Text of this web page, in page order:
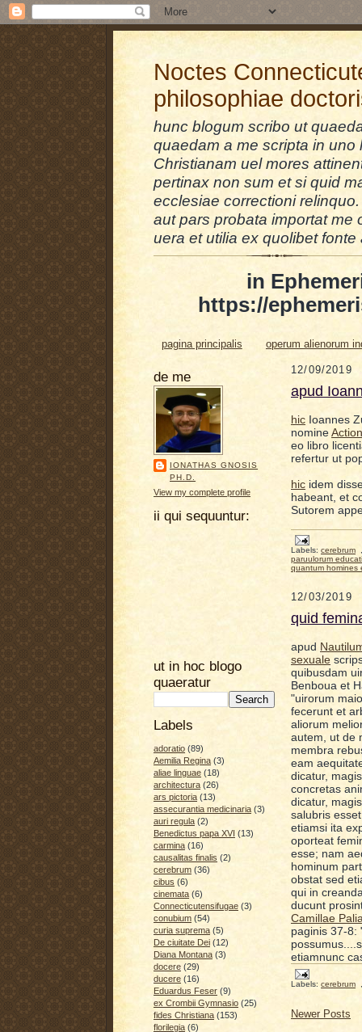
Noctes
philosophiae
hunc blogum scribo ut
quaedam a me scripta in
Christianam uel mores
pertinax non sum et si quid
ecclesiae correctioni
aut pars probata importat me
uera et utilia ex quolibet fonte
in
https://
pagina principalis operum alienorum
de me
IONATHAS GNOSIS
PH.D.
View my complete profile
ii qui sequuntur:
ut in hoc blogo
quaeratur
Labels
adoratio (89)
Aemilia Regina (3)
aliae linguae (18)
architectura (26)
ars pictoria (13)
assecurantia medicinaria (3)
auri regula (2)
Benedictus papa XVI (13)
carmina (16)
causalitas finalis (2)
cerebrum (36)
cibus (6)
cinemata (6)
Connecticutensifugae (3)
conubium (54)
curia suprema (5)
De ciuitate Dei (12)
Diana Montana (3)
docere (29)
ducere (16)
Eduardus Feser (9)
ex Crombii Gymnasio (25)
fides Christiana (153)
florilegia (6)
12/09/2019
apud
hic Ioannes
nomine
eo libro
refertur ut
hic idem
habeant, et
Sutorem
Labels: cerebrum
paruulorum
quantum homines
12/03/2019
quid
apud
sexuale
quibusdam
Benboua et
"uirorum
fecerunt et
aliorum
autem, ut de
membra
eam
dicatur,
concretas
dicatur,
salubris
etiamsi ita
oporteat
esse; nam
hominum
obstat sed
qui in
ducunt
Camillae
paginis 37-8:
etiamnunc
Labels: cerebrum
Newer Posts